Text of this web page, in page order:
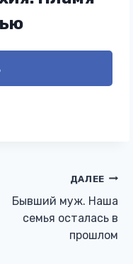
ДАЛЕЕ
Бывший муж. Наша
семья осталась в
прошлом